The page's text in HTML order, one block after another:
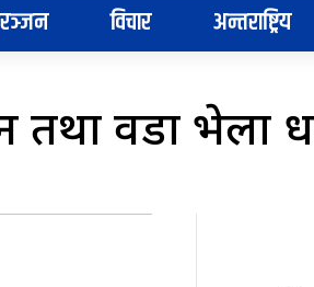
विचार अन्तराष्ट्रिय
तथा वडा भेला